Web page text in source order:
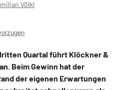
Völkl
Quartal führt Klöckner &
Beim Gewinn hat der
der eigenen Erwartungen